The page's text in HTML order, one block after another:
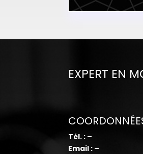
EXPERT EN
Tél. : –
Email : –